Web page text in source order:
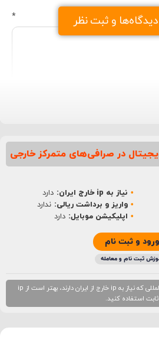
و ثبت نظر *
در صرافی‌های متمرکز خارجی
نیاز به ip خارج ایران:
دارد
واریز و برداشت ریالی: ندارد
اپلیکیشن موبایل: دارد
ورود و ثبت نام
ثبت نام و معامله
برای ثبت نام در صرافی‌های بین المللی که نیاز به ip خارج از ایران دارند، بهتر است از ip
ثابت استفاده کنید.